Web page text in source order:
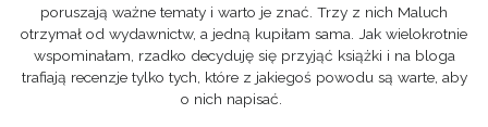
poruszają ważne tematy i warto je znać. Trzy z nich Maluch
otrzymał od wydawnictw, a jedną kupiłam sama. Jak wielokrotnie
wspominałam, rzadko decyduję się przyjąć książki i na bloga
trafiają recenzje tylko tych, które z jakiegoś powodu są warte, aby
o nich napisać.